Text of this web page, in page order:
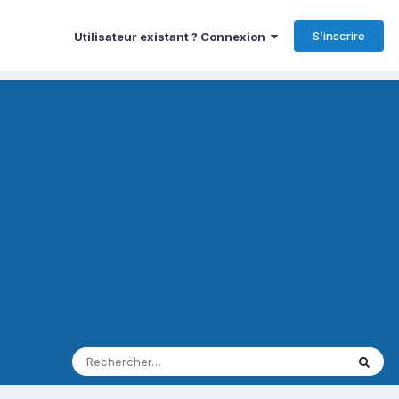
Utilisateur existant ? Connexion S’inscrire